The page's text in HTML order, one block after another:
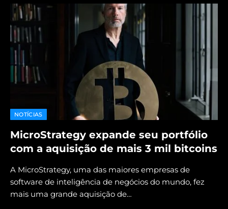
NOTÍCIAS
MicroStrategy expande seu portfólio
com a aquisição de mais 3 mil bitcoins
A MicroStrategy, uma das maiores empresas de
software de inteligência de negócios do mundo, fez
mais uma grande aquisição de…